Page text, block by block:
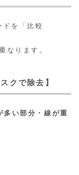
を「比較
なります。
クで除去】
多い部分・線が重